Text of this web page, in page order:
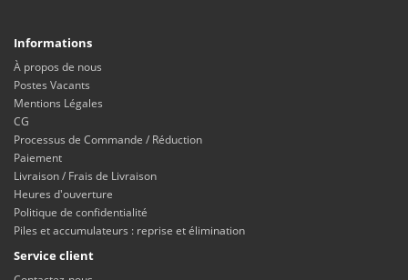
Informations
À propos de nous
Postes Vacants
Mentions Légales
CG
Processus de Commande / Réduction
Paiement
Livraison / Frais de Livraison
Heures d'ouverture
Politique de confidentialité
Piles et accumulateurs : reprise et élimination
Service client